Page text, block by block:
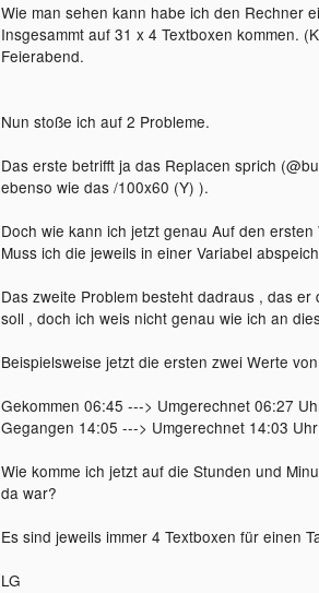
Wie man sehen kann habe ich den Rechner
Insgesammt auf 31 x 4 Textboxen kommen.
Feierabend.
Nun stoße ich auf 2 Probleme.
Das erste betrifft ja das Replacen sprich
ebenso wie das /100x60 (Y) ).
Doch wie kann ich jetzt genau Auf den
Muss ich die jeweils in einer Variabel
Das zweite Problem besteht dadraus , das
soll , doch ich weis nicht genau wie ich an
Beispielsweise jetzt die ersten zwei Werte
Gekommen 06:45 ---> Umgerechnet 06:27
Gegangen 14:05 ---> Umgerechnet 14:03
Wie komme ich jetzt auf die Stunden und
da war?
Es sind jeweils immer 4 Textboxen für einen
LG